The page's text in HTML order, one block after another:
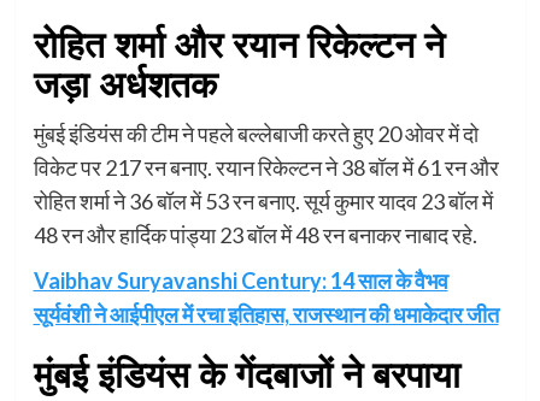
रोहित शर्मा और रयान रिकेल्टन ने
जड़ा अर्धशतक
मुंबई इंडियंस की टीम ने पहले बल्लेबाजी करते हुए 20 ओवर में दो
विकेट पर 217 रन बनाए. रयान रिकेल्टन ने 38 बॉल में 61 रन और
रोहित शर्मा ने 36 बॉल में 53 रन बनाए. सूर्य कुमार यादव 23 बॉल में
48 रन और हार्दिक पांड्या 23 बॉल में 48 रन बनाकर नाबाद रहे.
Vaibhav Suryavanshi Century: 14 साल के वैभव
सूर्यवंशी ने आईपीएल में रचा इतिहास, राजस्थान की धमाकेदार जीत
मुंबई इंडियंस के गेंदबाजों ने बरपाया